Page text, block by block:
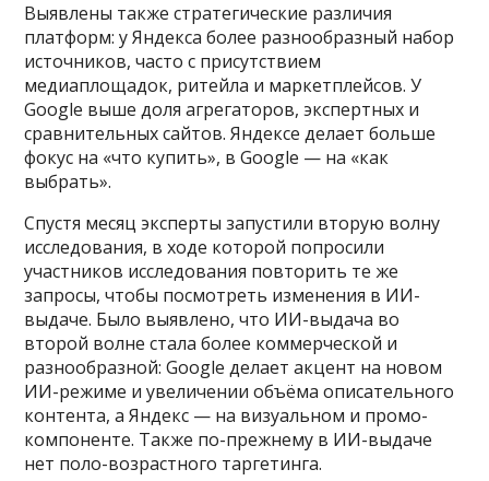
Выявлены также стратегические различия
платформ: у Яндекса более разнообразный набор
источников, часто с присутствием
медиаплощадок, ритейла и маркетплейсов. У
Google выше доля агрегаторов, экспертных и
сравнительных сайтов. Яндексе делает больше
фокус на «что купить», в Google — на «как
выбрать».
Спустя месяц эксперты запустили вторую волну
исследования, в ходе которой попросили
участников исследования повторить те же
запросы, чтобы посмотреть изменения в ИИ-
выдаче. Было выявлено, что ИИ-выдача во
второй волне стала более коммерческой и
разнообразной: Google делает акцент на новом
ИИ-режиме и увеличении объёма описательного
контента, а Яндекс — на визуальном и промо-
компоненте. Также по-прежнему в ИИ-выдаче
нет поло-возрастного таргетинга.